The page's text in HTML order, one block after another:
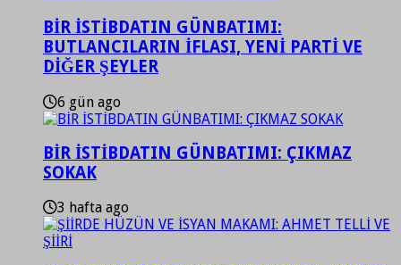
BİR İSTİBDATIN GÜNBATIMI:
BUTLANCILARIN İFLASI, YENİ PARTİ VE
DİĞER ŞEYLER
6 gün ago
BİR İSTİBDATIN GÜNBATIMI: ÇIKMAZ
SOKAK
3 hafta ago